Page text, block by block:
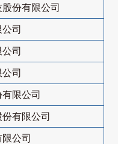
份有限公司
司
司
司
限公司
有限公司
公司